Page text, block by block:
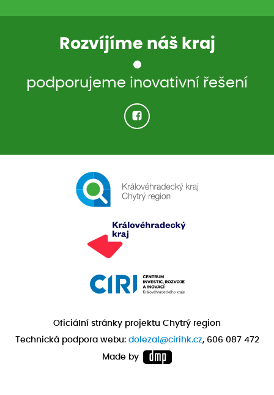
Rozvíjíme náš kraj
podporujeme inovativní řešení
Oficiální stránky projektu Chytrý region
Technická podpora webu: dolezal@cirihk.cz, 606 087 472
Made by